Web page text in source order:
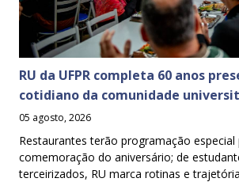
RU da UFPR completa 60 anos
cotidiano da comunidade
05 agosto, 2026
Restaurantes terão programação especial
comemoração do aniversário; de
terceirizados, RU marca rotinas e